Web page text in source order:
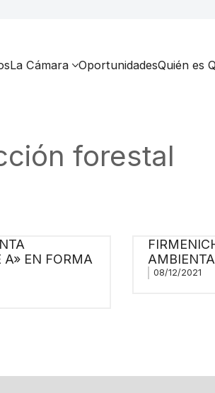
La Cámara OportunidadesQuién es
forestal
A» EN FORMA
08/12/2021